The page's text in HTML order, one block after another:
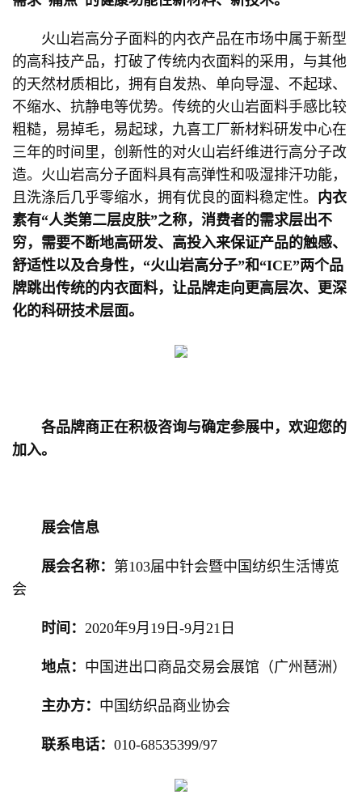
火山岩高分子面料的内衣产品在市场中属于新型
的高科技产品，打破了传统内衣面料的采用，与其他
的天然材质相比，拥有自发热、单向导湿、不起球、
不缩水、抗静电等优势。传统的火山岩面料手感比较
粗糙，易掉毛，易起球，九喜工厂新材料研发中心在
三年的时间里，创新性的对火山岩纤维进行高分子改
造。火山岩高分子面料具有高弹性和吸湿排汗功能，
且洗涤后几乎零缩水，拥有优良的面料稳定性。
内衣
素有“人类第二层皮肤”之称，消费者的需求层出不
穷，需要不断地高研发、高投入来保证产品的触感、
舒适性以及合身性，“火山岩高分子”和“ICE”两个品
牌跳出传统的内衣面料，让品牌走向更高层次、更深
化的科研技术层面。
各品牌商正在积极咨询与确定参展中，欢迎您的
加入。
展会信息
展会名称： 第103届中针会暨中国纺织生活博览
会
时间： 2020年9月19日-9月21日
地点： 中国进出口商品交易会展馆（广州琶洲）
主办方： 中国纺织品商业协会
联系电话： 010-68535399/97